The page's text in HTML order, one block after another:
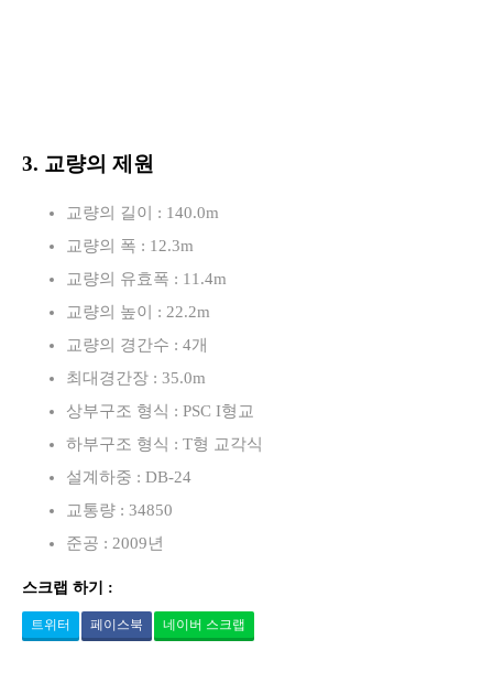
3. 교량의 제원
교량의 길이 : 140.0m
교량의 폭 : 12.3m
교량의 유효폭 : 11.4m
교량의 높이 : 22.2m
교량의 경간수 : 4개
최대경간장 : 35.0m
상부구조 형식 : PSC I형교
하부구조 형식 : T형 교각식
설계하중 : DB-24
교통량 : 34850
준공 : 2009년
스크랩 하기 :
트위터 페이스북 네이버 스크랩